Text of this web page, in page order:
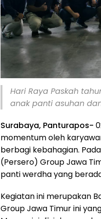
Hari Raya Paskah
anak panti asuhan
Surabaya, Panturapos-
momentum oleh
berbagi kebahagian.
(Persero) Group Jawa
panti werdha yang
Kegiatan ini merupakan
Group Jawa Timur ini